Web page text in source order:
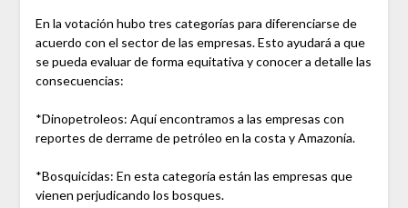
En la votación hubo tres categorías para diferenciarse de
acuerdo con el sector de las empresas. Esto ayudará a que
se pueda evaluar de forma equitativa y conocer a detalle las
consecuencias:
*Dinopetroleos: Aquí encontramos a las empresas con
reportes de derrame de petróleo en la costa y Amazonía.
*Bosquicidas: En esta categoría están las empresas que
vienen perjudicando los bosques.